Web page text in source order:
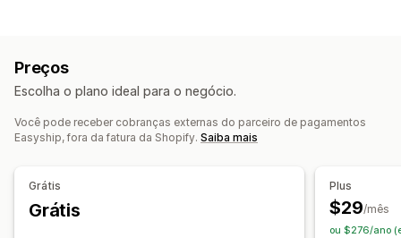
Etiquetas de devolução
Leitura de código de barras Listas de seleção
Seguro de frete Regras de frete Data de entrega
Sincronização de pedidos Em vários idiomas
Gerenciamento de remessas
Por quantidade
De várias zonas
De várias origens
Personalização
Em vários idiomas
Preços
Escolha o plano ideal para o negócio.
Você pode receber cobranças externas do parceiro de pagamentos
Easyship, fora da fatura da Shopify. Saiba mais
Grátis
Grátis
Plus
$29/mês
ou $276/ano